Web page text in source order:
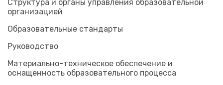
Структура и органы управления образовательной
организацией
Образовательные стандарты
Руководство
Материально-техническое обеспечение и
оснащенность образовательного процесса